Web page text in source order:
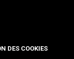
DES COOKIES